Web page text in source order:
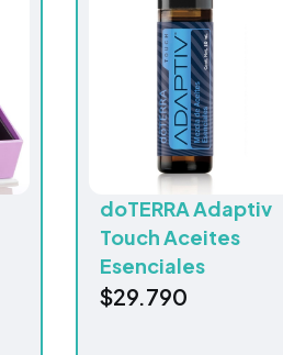
doTERRA Adaptiv
Touch Aceites
Esenciales
$29.790